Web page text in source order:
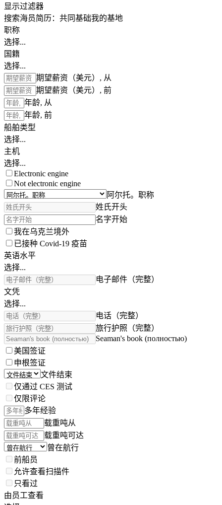
显示过滤器
搜索海员简历： 共同基础我的基地
职称
选择...
国籍
选择...
期望薪资（美元）, 从
期望薪资（美元）, 前
年龄, 从
年龄, 前
船舶类型
选择...
主机
选择...
Electronic engine
Not electronic engine
阿尔托。职称
姓氏开头
名字开始
我在乌克兰境外
已接种 Covid-19 疫苗
英语水平
选择...
电子邮件（完整）
文凭
选择...
电话（完整）
旅行护照（完整）
Seaman's book (полностью)
美国签证
申根签证
文件结束
仅通过 CES 测试
仅限评论
多年经验
载重吨从
载重吨可达
曾在航行
前船员
允许查看扫描件
只看过
由员工查看